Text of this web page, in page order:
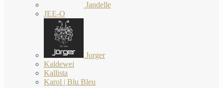
Jandelle
JEE-O
Jorger
Kaldewei
Kallista
Karol | Blu Bleu